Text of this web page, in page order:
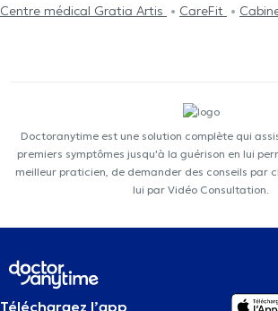
Centre médical Gratia Artis
CareFit
Doctoranytime est une solution complète qui
premiers symptômes jusqu'à la guérison en lui
meilleur praticien, de demander des conseils par
lui par Vidéo Consultation.
Téléchargez l’app